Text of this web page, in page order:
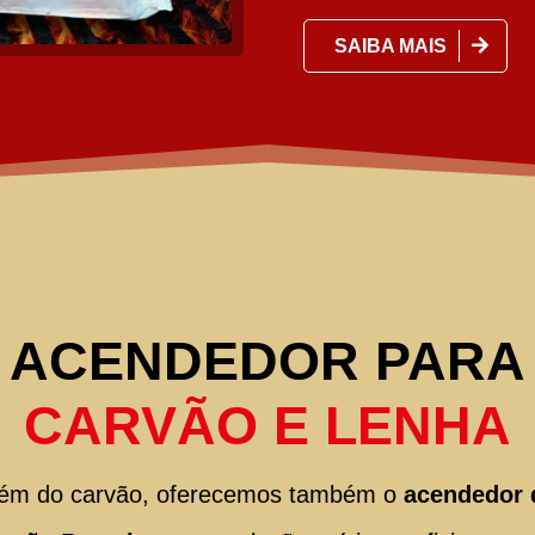
SAIBA MAIS
ACENDEDOR PARA
CARVÃO E LENHA
do carvão, oferecemos também oacendedor